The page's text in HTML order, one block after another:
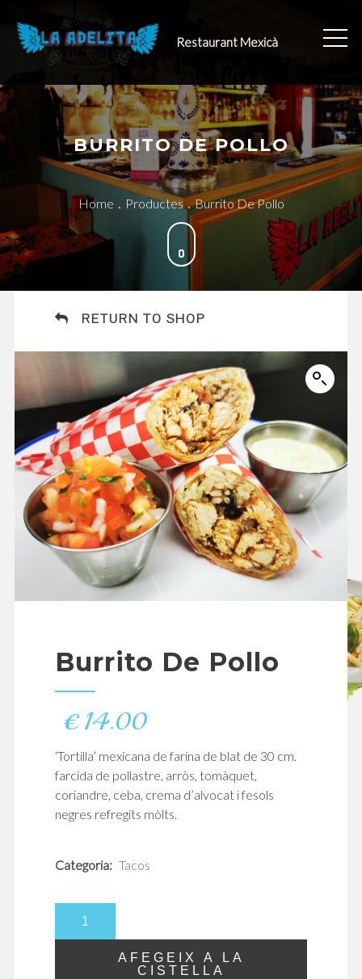
content
Restaurant Mexicà
BURRITO DE POLLO
Home Productes Burrito De Pollo
RETURN TO SHOP
Burrito De Pollo
€14.00
‘Tortilla’ mexicana de farina de blat de 30 cm.
farcida de pollastre, arròs, tomàquet,
coriandre, ceba, crema d’alvocat i fesols
negres refregits mòlts.
Categoria: Tacos
AFEGEIX A LA
CISTELLA